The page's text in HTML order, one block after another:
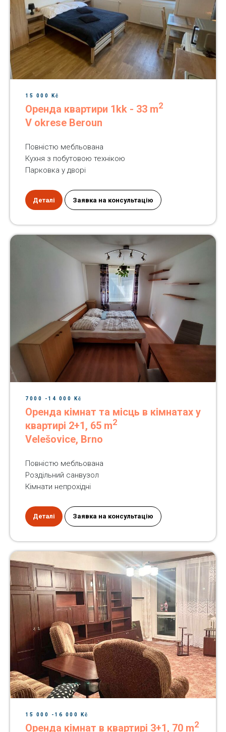
15 000 Kč
Оренда квартири 1kk - 33 m2
V okrese Beroun
Повністю мебльована
Кухня з побутовою технікою
Парковка у дворі
Деталі Заявка на консультацію
7000 -14 000 Kč
Оренда кімнат та місць в кімнатах у
квартирі 2+1, 65 m2
Velešovice, Brno
Повністю мебльована
Роздільний санвузол
Кімнати непрохідні
Деталі Заявка на консультацію
15 000 -16 000 Kč
Оренда кімнат в квартирі 3+1, 70 m2